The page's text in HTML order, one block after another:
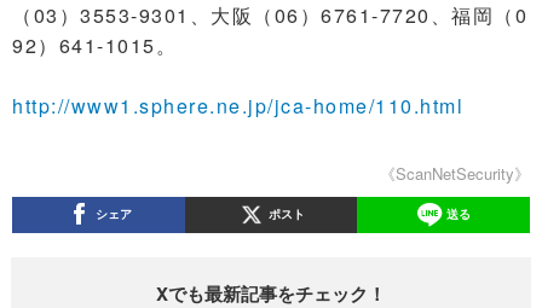
（03）3553-9301、大阪（06）6761-7720、福岡（0
92）641-1015。
http://www1.sphere.ne.jp/jca-home/110.html
《ScanNetSecurity》
シェア ポスト 送る
Xでも最新記事をチェック！